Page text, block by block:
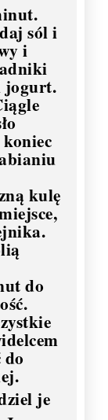
sól i
i
jogurt.
kulę
do
do
je